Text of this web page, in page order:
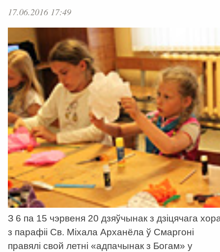
17.06.2016 17:49
З 6 па 15 чэрвеня 20 дзяўчынак з дзіцячага
з парафіі Cв. Міхала Арханёла ў Смаргоні
правялі свой летні «адпачынак з Богам» у